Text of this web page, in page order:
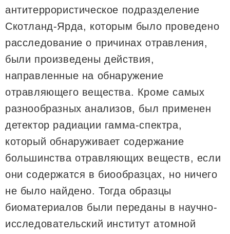
антитеррористическое подразделение
Скотланд-Ярда, которым было проведено
расследование о причинах отравления,
были произведены действия,
направленные на обнаружение
отравляющего вещества. Кроме самых
разнообразных анализов, был применен
детектор радиации гамма-спектра,
который обнаруживает содержание
большинства отравляющих веществ, если
они содержатся в биообразцах, но ничего
не было найдено. Тогда образцы
биоматериалов были переданы в научно-
исследовательский институт атомной